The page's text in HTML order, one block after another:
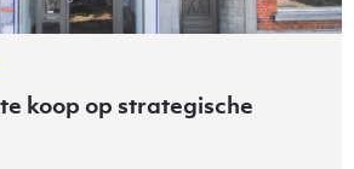
koop op strategische